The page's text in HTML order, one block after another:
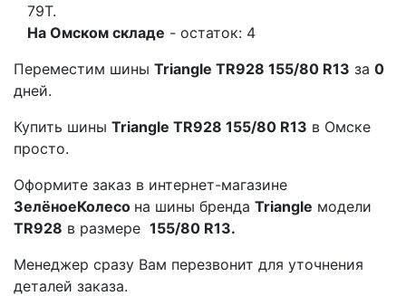
79T.
На Омском складе - остаток: 4
Переместим шины Triangle TR928 155/80 R13 за 0
дней.
Купить шины Triangle TR928 155/80 R13 в Омске
просто.
Оформите заказ в интернет-магазине
ЗелёноеКолесо на шины бренда Triangle модели
TR928 в размере 155/80 R13.
Менеджер сразу Вам перезвонит для уточнения
деталей заказа.